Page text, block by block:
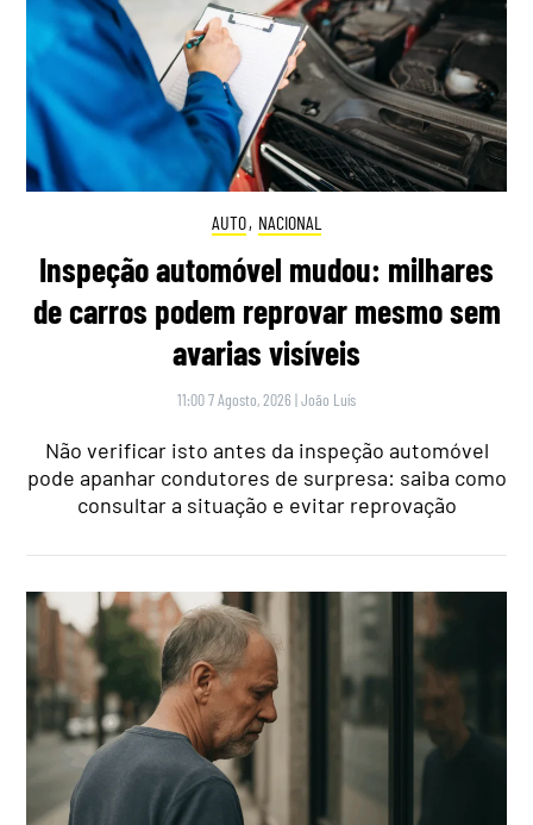
AUTO, NACIONAL
Inspeção automóvel mudou: milhares
de carros podem reprovar mesmo sem
avarias visíveis
11:00 7 Agosto, 2026 |João Luís
Não verificar isto antes da inspeção automóvel
pode apanhar condutores de surpresa: saiba como
consultar a situação e evitar reprovação